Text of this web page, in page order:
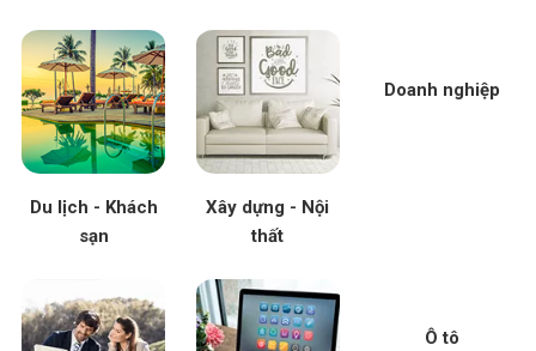
Du lịch - Khách
sạn
Xây dựng - Nội
thất
Doanh nghiệp
Ô tô